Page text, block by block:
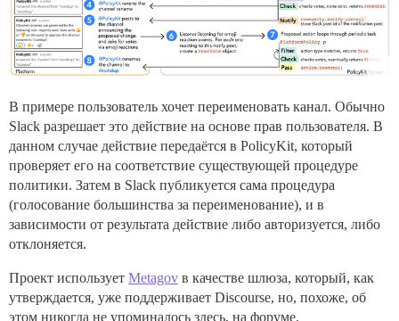
В примере пользователь хочет переименовать канал. Обычно
Slack разрешает это действие на основе прав пользователя. В
данном случае действие передаётся в PolicyKit, который
проверяет его на соответствие существующей процедуре
политики. Затем в Slack публикуется сама процедура
(голосование большинства за переименование), и в
зависимости от результата действие либо авторизуется, либо
отклоняется.
Проект использует Metagov в качестве шлюза, который, как
утверждается, уже поддерживает Discourse, но, похоже, об
этом никогда не упоминалось здесь, на форуме.